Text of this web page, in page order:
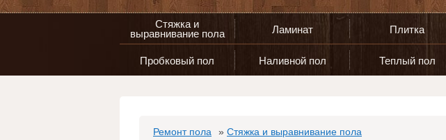
Стяжка и
выравнивание пола
Ламинат Плитка
Пробковый пол Наливной пол Теплый пол
Ремонт пола » Стяжка и выравнивание пола